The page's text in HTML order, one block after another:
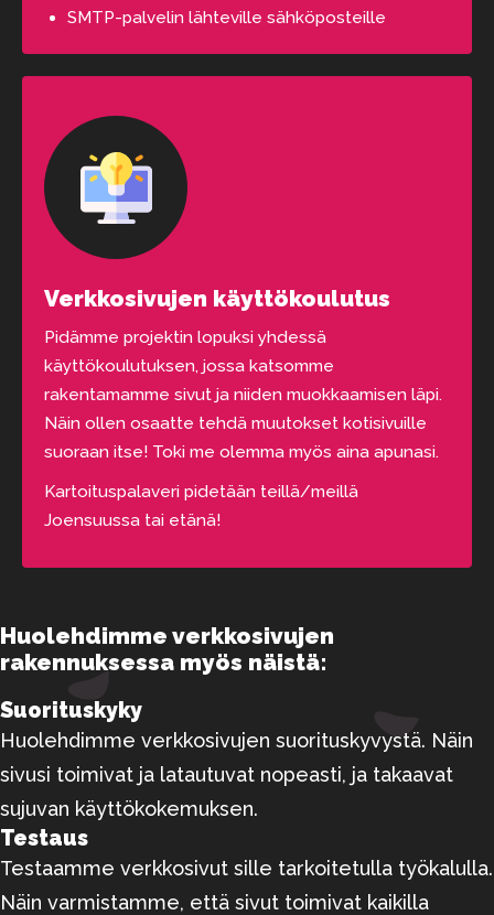
SMTP-palvelin lähteville sähköposteille
Verkkosivujen käyttökoulutus
Pidämme projektin lopuksi yhdessä
käyttökoulutuksen, jossa katsomme
rakentamamme sivut ja niiden muokkaamisen läpi.
Näin ollen osaatte tehdä muutokset kotisivuille
suoraan itse! Toki me olemma myös aina apunasi.
Kartoituspalaveri pidetään teillä/meillä
Joensuussa tai etänä!
Huolehdimme verkkosivujen
rakennuksessa myös näistä:
Suorituskyky
Huolehdimme verkkosivujen suorituskyvystä. Näin
sivusi toimivat ja latautuvat nopeasti, ja takaavat
sujuvan käyttökokemuksen.
Testaus
Testaamme verkkosivut sille tarkoitetulla työkalulla.
Näin varmistamme, että sivut toimivat kaikilla